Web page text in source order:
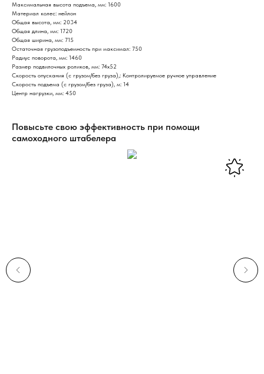
Максимальная высота подъема, мм: 1600
Материал колес: нейлон
Общая высота, мм: 2034
Общая длина, мм: 1720
Общая ширина, мм: 715
Остаточная грузоподъемность при максимал: 750
Радиус поворота, мм: 1460
Размер подвилочных роликов, мм: 74х52
Скорость опускания (с грузом/без груза),: Контролируемое ручное управление
Скорость подъема (с грузом/без груза), м: 14
Центр нагрузки, мм: 450
Повысьте свою эффективность при помощи
самоходного штабелера